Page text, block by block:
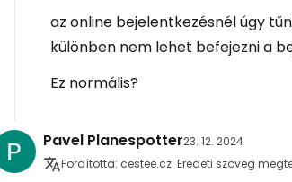
az online bejelentkezésnél úgy
különben nem lehet befejezni a
Ez normális?
Pavel Planespotter23. 12. 2024
Fordította: cestee.cz Eredeti szöveg